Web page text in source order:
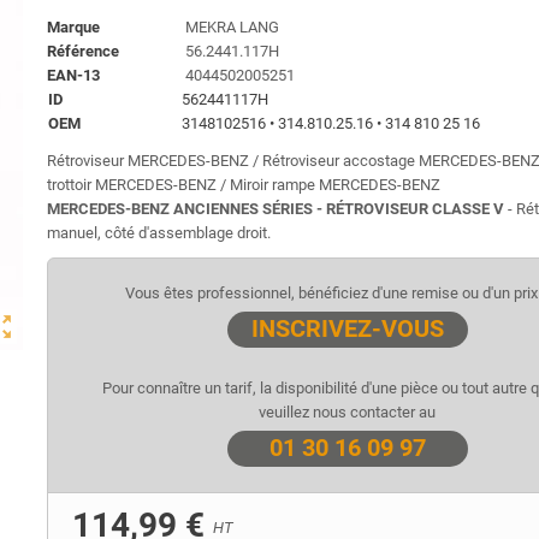
Marque
MEKRA LANG
Référence
56.2441.117H
EAN-13
4044502005251
ID
562441117H
OEM
3148102516 • 314.810.25.16 • 314 810 25 16
Rétroviseur MERCEDES-BENZ / Rétroviseur accostage MERCEDES-
trottoir MERCEDES-BENZ / Miroir rampe MERCEDES-BENZ
MERCEDES-BENZ ANCIENNES SÉRIES - RÉTROVISEURCLASSE V -
manuel, côté d'assemblage droit.
Vous êtes professionnel, bénéficiez d'une remise ou d'un
INSCRIVEZ-VOUS
Pour connaître un tarif, la disponibilité d'une pièce ou tout autre
veuillez nous contacter au
01 30 16 09 97
114,99 €HT